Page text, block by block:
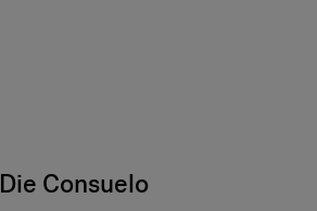
Die Consuelo